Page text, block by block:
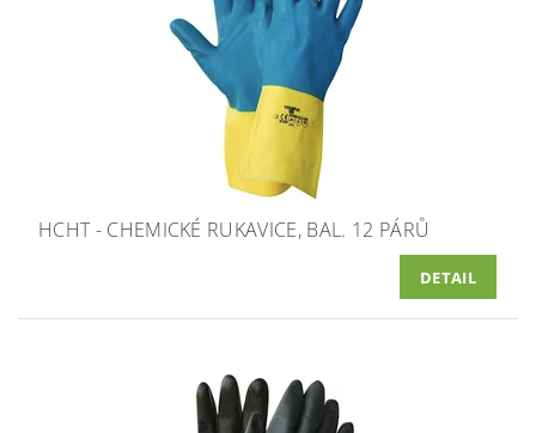
HCHT - CHEMICKÉ RUKAVICE, BAL. 12 PÁRŮ
DETAIL